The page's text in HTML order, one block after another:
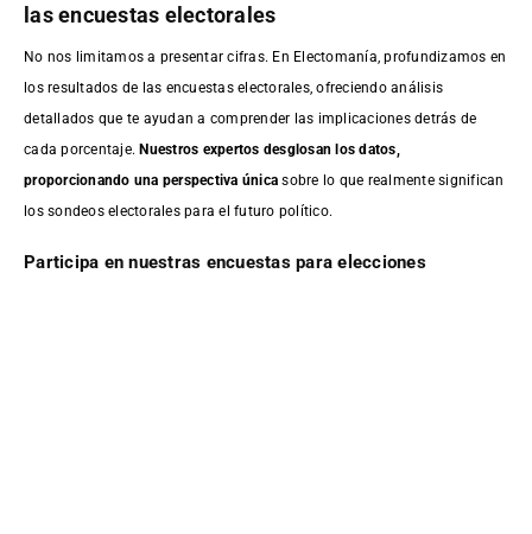
las encuestas electorales
No nos limitamos a presentar cifras. En Electomanía, profundizamos en
los resultados de las encuestas electorales, ofreciendo análisis
detallados que te ayudan a comprender las implicaciones detrás de
cada porcentaje.Nuestros expertos desglosan los datos,
proporcionando una perspectiva única sobre lo que realmente significan
los sondeos electorales para el futuro político.
Participa en nuestras encuestas para elecciones